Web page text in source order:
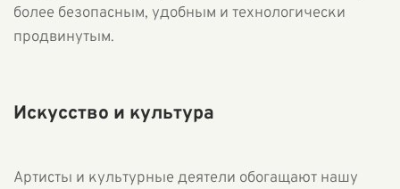
более безопасным, удобным и технологически
продвинутым.
Искусство и культура
Артисты и культурные деятели обогащают нашу